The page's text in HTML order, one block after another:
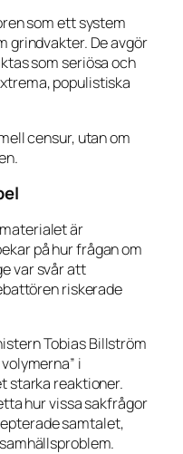
som ett system
grindvakter. De avgör
som seriösa och
populistiska
censur, utan om
är
på hur frågan om
var svår att
riskerade
Tobias Billström
i
starka reaktioner.
hur vissa sakfrågor
samtalet,